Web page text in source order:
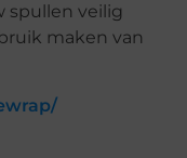
spullen veilig
maken van